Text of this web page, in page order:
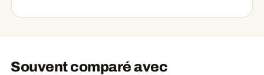
Souvent comparé avec